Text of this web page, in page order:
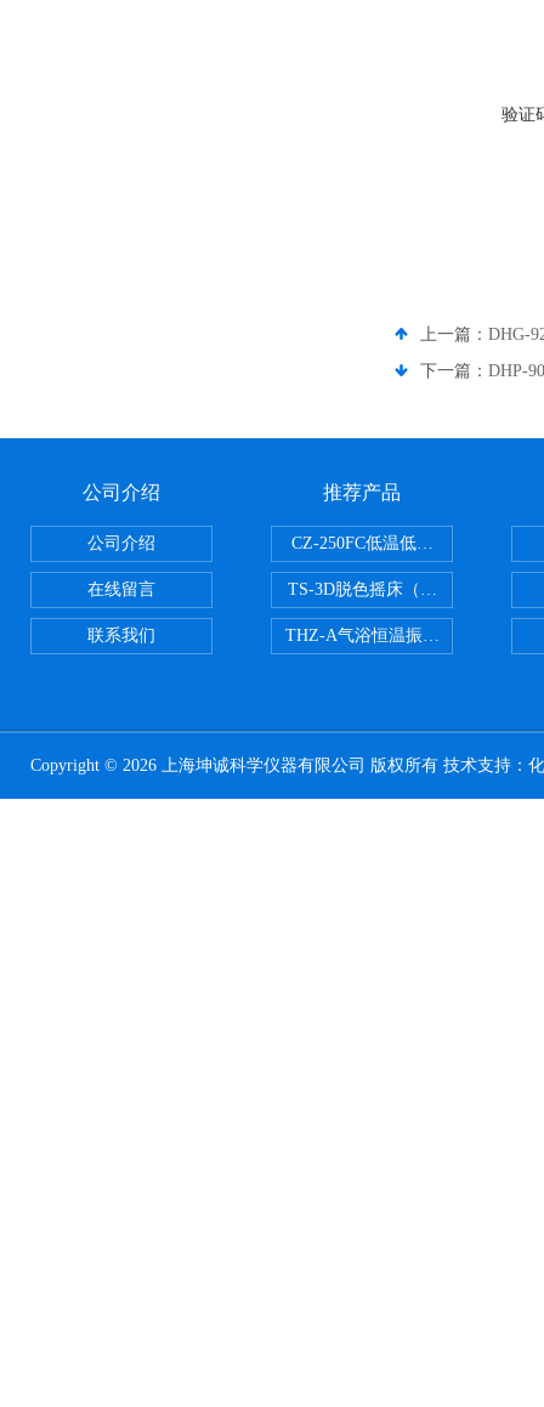
验证
上一篇： DHG-
下一篇： DHP-
公司介绍
公司介绍
在线留言
联系我们
推荐产品
CZ-250FC低温低湿种子储藏柜
TS-3D脱色摇床（三维运动）
THZ-A气浴恒温振荡器
Copyright © 2026 上海坤诚科学仪器有限公司 版权所有 技术支持：